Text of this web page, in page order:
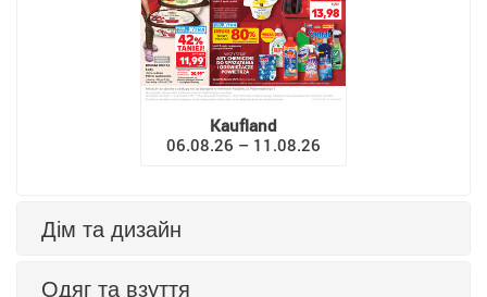
Kaufland
06.08.26 – 11.08.26
Дім та дизайн
Одяг та взуття